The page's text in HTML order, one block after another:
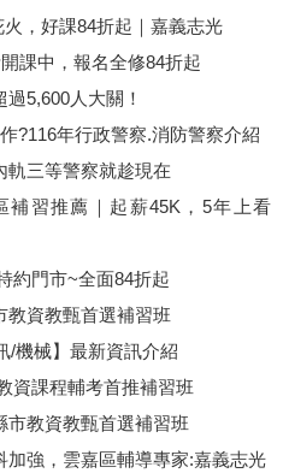
，好課84折起｜嘉義志光
課中，報名全修84折起
過5,600人大關！
?116年行政警察.消防警察介紹
軌三等警察就趁現在
補習推薦｜起薪45K，5年上看
約門市~全面84折起
教資教甄首選補習班
/機械】最新資訊介紹
資課程輔考首推補習班
市教資教甄首選補習班
加強，雲嘉區輔導專家:嘉義志光